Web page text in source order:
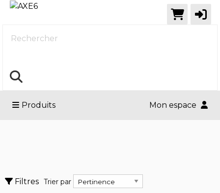
Rechercher
Produits Mon espace
Ampoules et matériel électrique
Backup & Stockage
Filtres Trier par
Trier par